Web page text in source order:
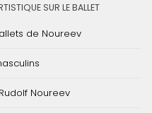
SUR LE BALLET
de Noureev
Noureev